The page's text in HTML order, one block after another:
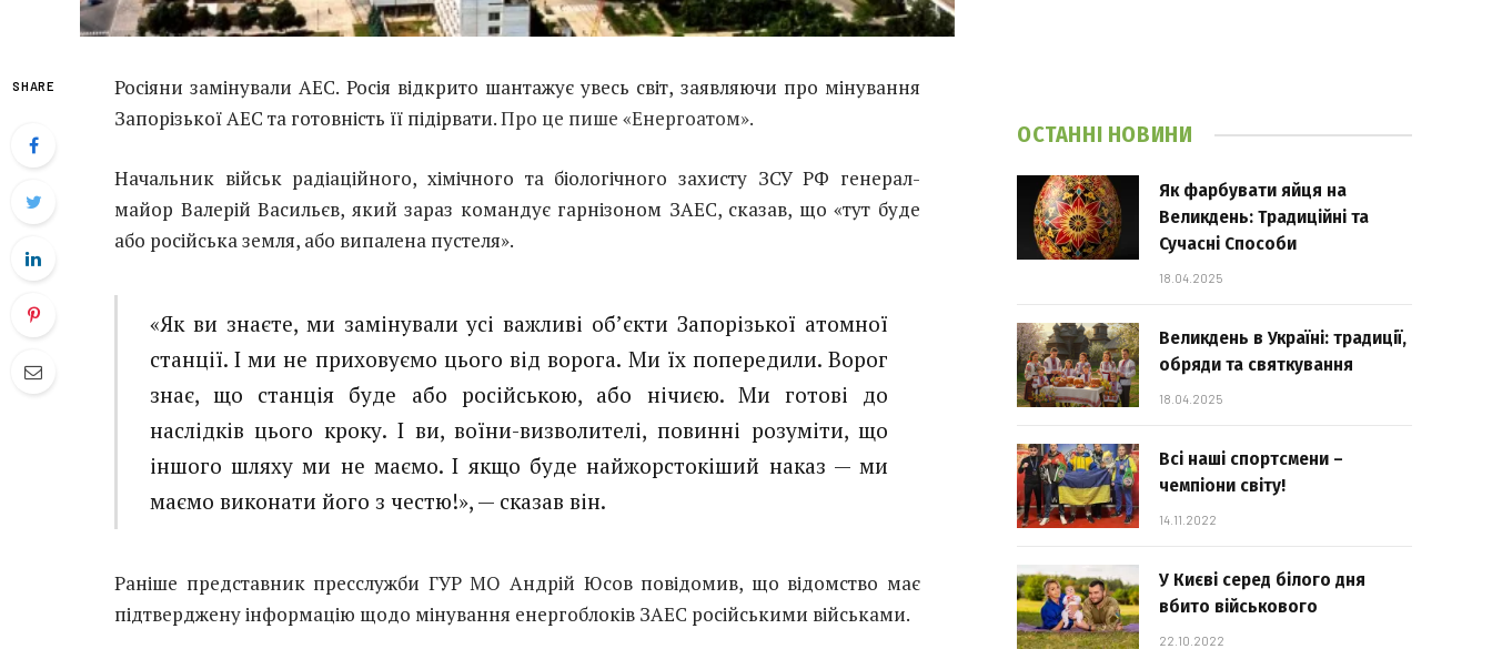
SHARE
Росіяни замінували АЕС. Росія відкрито шантажує увесь світ, заявляючи про мінування
Запорізької АЕС та готовність її підірвати.Про це пише «Енергоатом».
Начальник військ радіаційного, хімічного та біологічного захисту ЗСУ РФ генерал-
майор Валерій Васильєв, який зараз командує гарнізоном ЗАЕС, сказав, що «тут буде
або російська земля, або випалена пустеля».
«Як ви знаєте, ми замінували усі важливі об’єкти Запорізької атомної
станції. І ми не приховуємо цього від ворога. Ми їх попередили. Ворог
знає, що станція буде або російською, або нічиєю. Ми готові до
наслідків цього кроку. І ви, воїни-визволителі, повинні розуміти, що
іншого шляху ми не маємо. І якщо буде найжорстокіший наказ — ми
маємо виконати його з честю!», — сказав він.
Раніше представник пресслужби ГУР МО Андрій Юсов повідомив, що відомство має
підтверджену інформацію щодо мінування енергоблоків ЗАЕС російськими військами.
ОСТАННІ НОВИНИ
Як фарбувати яйця на
Великдень: Традиційні та
Сучасні Способи
18.04.2025
Великдень в Україні: традиції,
обряди та святкування
18.04.2025
Всі наші спортсмени –
чемпіони світу!
14.11.2022
У Києві серед білого дня
вбито військового
22.10.2022